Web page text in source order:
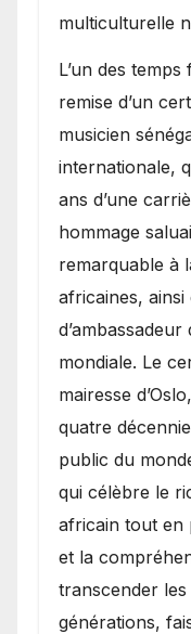
multiculturelle
​L’un des
remise d’un
musicien
internationale,
ans d’une
hommage
remarquable à
africaines,
mondiale. Le
mairesse
quatre
public du
qui célèbre le
africain tout en
et la
transcender
générations,